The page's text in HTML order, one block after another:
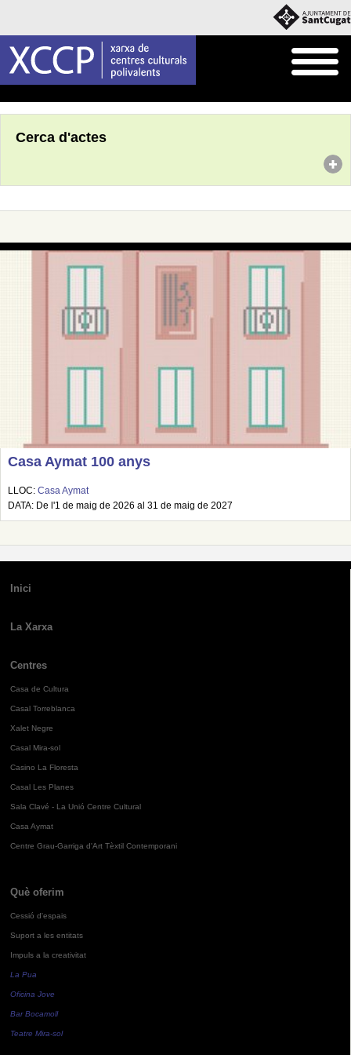
Cerca d'actes
Casa Aymat 100 anys
LLOC: Casa Aymat
DATA: De l'1 de maig de 2026 al 31 de maig de 2027
Inici
La Xarxa
Centres
Casa de Cultura
Casal Torreblanca
Xalet Negre
Casal Mira-sol
Casino La Floresta
Casal Les Planes
Sala Clavé - La Unió Centre Cultural
Casa Aymat
Centre Grau-Garriga d'Art Tèxtil Contemporani
Què oferim
Cessió d'espais
Suport a les entitats
Impuls a la creativitat
La Pua
Oficina Jove
Bar Bocamoll
Teatre Mira-sol